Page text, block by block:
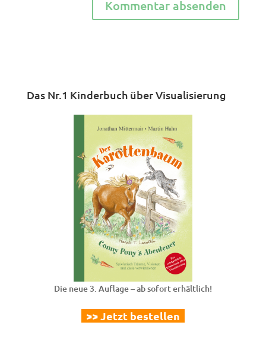
Das Nr.1 Kinderbuch über Visualisierung
Die neue 3. Auflage – ab sofort erhältlich!
>> Jetzt bestellen